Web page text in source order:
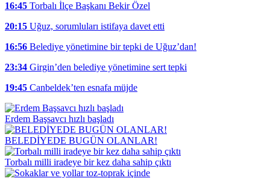
16:45 Torbalı İlçe Başkanı Bekir Özel
20:15 Uğuz, sorumluları istifaya davet etti
16:56 Belediye yönetimine bir tepki de Uğuz’dan!
23:34 Girgin’den belediye yönetimine sert tepki
19:45 Canbeldek’ten esnafa müjde
Erdem Başsavcı hızlı başladı
BELEDİYEDE BUGÜN OLANLAR!
Torbalı milli iradeye bir kez daha sahip çıktı